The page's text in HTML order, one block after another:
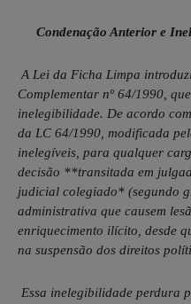
Condenação Anterior e
A Lei da Ficha Limpa
Complementar nº 64/1990,
inelegibilidade. De acordo
da LC 64/1990, modificada
inelegíveis, para qualquer
decisão **transitada em
judicial colegiado* (segundo
administrativa que causem
enriquecimento ilícito, desde
na suspensão dos direitos
Essa inelegibilidade perdura